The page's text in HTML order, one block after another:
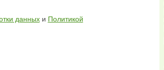
данныхи Политикой